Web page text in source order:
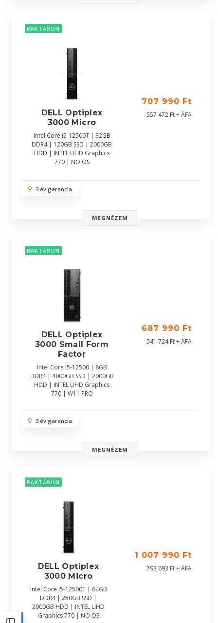
RAKTÁRON
DELL Optiplex
3000 Micro
Intel Core i5-12500T | 32GB
DDR4 | 120GB SSD | 2000GB
HDD | INTEL UHD Graphics
770 | NO OS
707 990 Ft
557 472 Ft + ÁFA
3 év garancia
MEGNÉZEM
RAKTÁRON
DELL Optiplex
3000 Small Form
Factor
Intel Core i5-12500 | 8GB
DDR4 | 4000GB SSD | 2000GB
HDD | INTEL UHD Graphics
770 | W11 PRO
687 990 Ft
541 724 Ft + ÁFA
3 év garancia
MEGNÉZEM
RAKTÁRON
DELL Optiplex
3000 Micro
Intel Core i5-12500T | 64GB
DDR4 | 250GB SSD |
2000GB HDD | INTEL UHD
Graphics 770 | NO OS
1 007 990 Ft
793 693 Ft + ÁFA